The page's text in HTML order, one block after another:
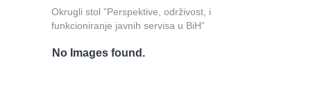
Okrugli stol ”Perspektive, održivost, i
funkcioniranje javnih servisa u BiH”
No Images found.